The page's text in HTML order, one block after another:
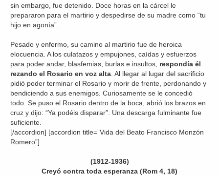
sin embargo, fue detenido. Doce horas en la cárcel le
prepararon para el martirio y despedirse de su madre como “tu
hijo en agonía”.
Pesado y enfermo, su camino al martirio fue de heroica
elocuencia. A los culatazos y empujones, caídas y esfuerzos
para poder andar, blasfemias, burlas e insultos, respondía él
rezando el Rosario en voz alta . Al llegar al lugar del sacrificio
pidió poder terminar el Rosario y morir de frente, perdonando y
bendiciendo a sus enemigos. Curiosamente se le concedió
todo. Se puso el Rosario dentro de la boca, abrió los brazos en
cruz y dijo: “Ya podéis disparar”. Una descarga fulminante fue
suficiente.
[/accordion] [accordion title=”Vida del Beato Francisco Monzón
Romero”]
(1912-1936)
Creyó contra toda esperanza (Rom 4, 18)